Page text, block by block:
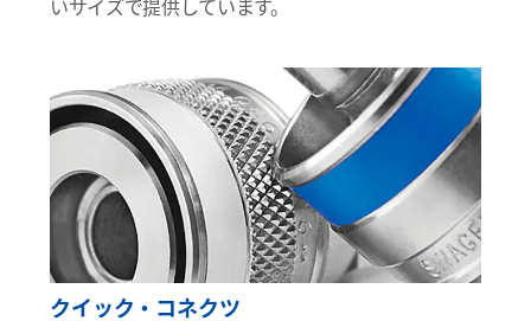
いサイズで提供しています。
クイック・コネクツ